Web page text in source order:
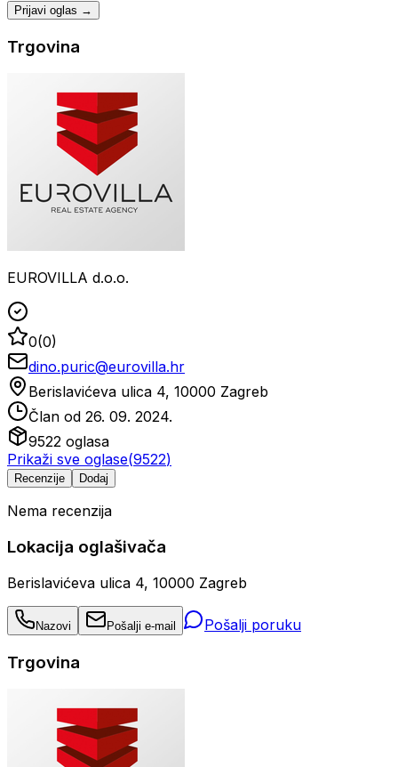
Prijavi oglas →
Trgovina
EUROVILLA d.o.o.
0(0)
dino.puric@eurovilla.hr
Berislavićeva ulica 4, 10000 Zagreb
Član od 26. 09. 2024.
9522 oglasa
Prikaži sve oglase(9522)
Recenzije Dodaj
Nema recenzija
Lokacija oglašivača
Berislavićeva ulica 4, 10000 Zagreb
Nazovi Pošalji e-mail Pošalji poruku
Trgovina